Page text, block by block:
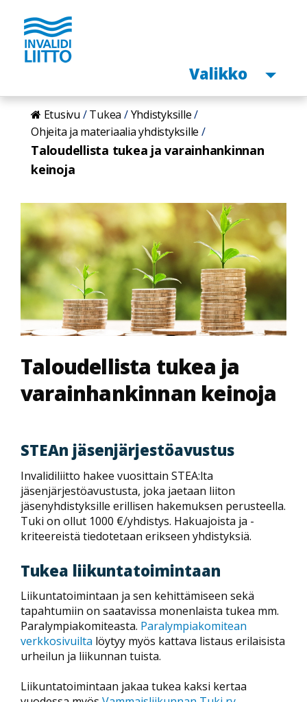
Hyppää
pääsisältöön
Avaa
Valikko
Etusivu Tukea
Yhdistyksille
Ohjeita ja materiaalia yhdistyksille
Taloudellista tukea ja varainhankinnan
keinoja
Taloudellista tukea ja
varainhankinnan keinoja
STEAn jäsenjärjestöavustus
Invalidiliitto hakee vuosittain STEA:lta
jäsenjärjestöavustusta, joka jaetaan liiton
jäsenyhdistyksille erillisen hakemuksen perusteella.
Tuki on ollut 1000 €/yhdistys. Hakuajoista ja -
kriteereistä tiedotetaan erikseen yhdistyksiä.
Tukea liikuntatoimintaan
Liikuntatoimintaan ja sen kehittämiseen sekä
tapahtumiin on saatavissa monenlaista tukea mm.
Paralympiakomiteasta. Paralympiakomitean
verkkosivuilta löytyy myös kattava listaus erilaisista
urheilun ja liikunnan tuista.
Liikuntatoimintaan jakaa tukea kaksi kertaa